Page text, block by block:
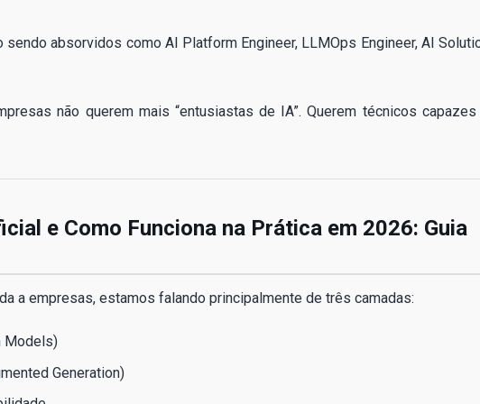
absorvidos como AI Platform Engineer, LLMOps Engineer, AI
não querem mais “entusiastas de IA”. Querem técnicos
e Como Funciona na Prática em 2026: Guia
a empresas, estamos falando principalmente de três camadas:
Models)
Generation)